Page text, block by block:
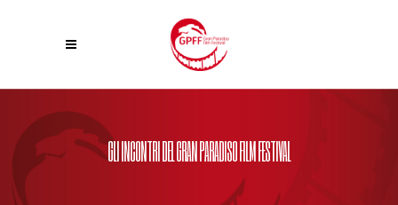
GLI INCONTRI DEL GRAN PARADISO FILM FESTIVAL